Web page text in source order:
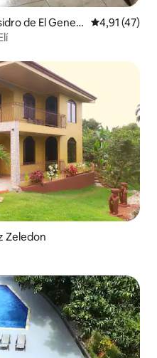
de El Gener
Vidutinis
4,91 (47)
Zeledon